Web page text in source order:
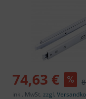
74,63 €
inkl. MwSt. zzgl.